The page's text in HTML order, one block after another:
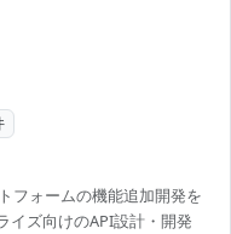
フォームの機能追加開発を
イズ向けのAPI設計・開発